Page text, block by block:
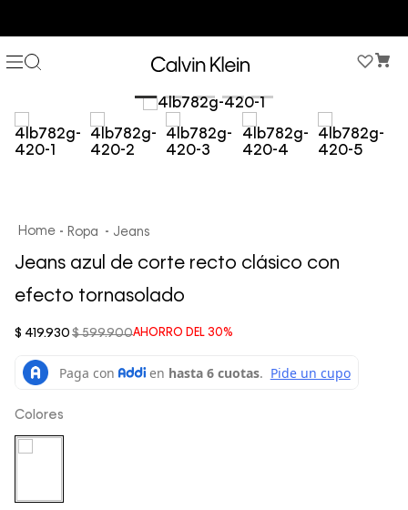
Ropa Jeans
Jeans azul de corte recto clásico con
efecto tornasolado
AHORRO DEL 30%
$ 599.900
$ 419.930
Colores